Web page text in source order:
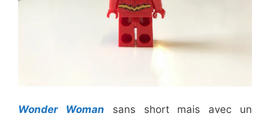
Wonder Woman sans short mais avec un